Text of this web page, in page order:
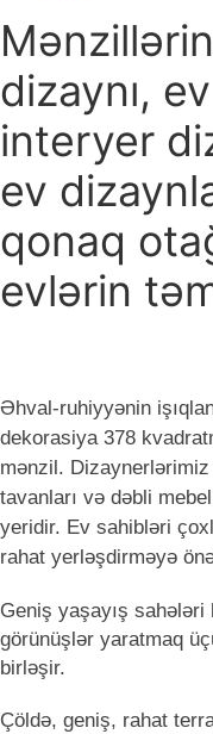
dizaynı,
interyer
ev
qonaq
evlərin
Əhval-ruhiyyənin
dekorasiya 378
mənzil. Dizaynerlərimiz
tavanları və dəbli
yeridir. Ev sahibləri
rahat yerləşdirməyə
Geniş yaşayış
görünüşlər yaratmaq
birləşir.
Çöldə, geniş, rahat